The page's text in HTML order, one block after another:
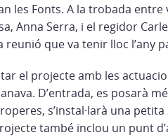
les Fonts. A la trobada entre
Anna Serra, i el regidor
que va tenir lloc l’any
el projecte amb les
D’entrada, es posarà
s’instal·larà una
també inclou un punt